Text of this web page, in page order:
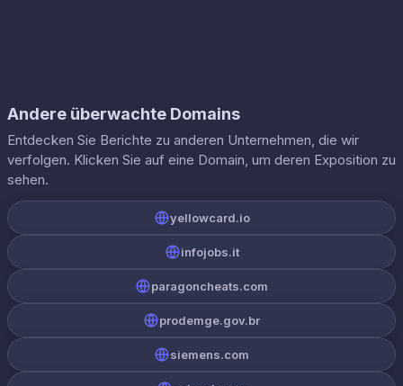
Andere überwachte Domains
Entdecken Sie Berichte zu anderen Unternehmen, die wir
verfolgen. Klicken Sie auf eine Domain, um deren Exposition zu
sehen.
yellowcard.io
infojobs.it
paragoncheats.com
prodemge.gov.br
siemens.com